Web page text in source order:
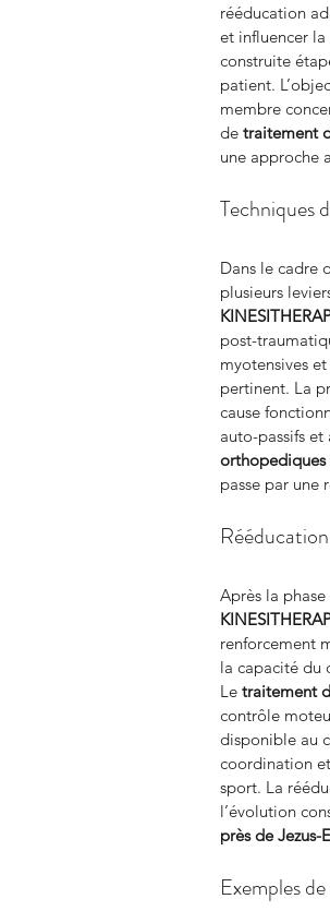
rééducation
et influencer
construite
patient.
membre
de traitement
une approche
Techniques
Dans le cadre
plusieurs
post-
myotensives
pertinent. La
cause
auto-passifs
orthopediques
passe par une
Après la
renforcement
la capacité du
Le traitement
contrôle
disponible au
coordination
sport. La
l’évolution
près de Jezus-
Exemples